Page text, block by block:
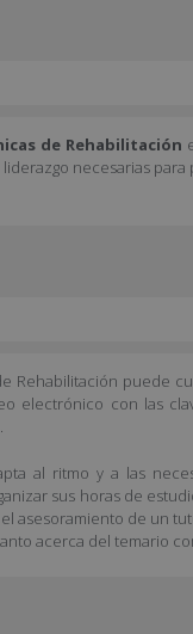
de Rehabilitación
necesarias
Rehabilitación puede
electrónico con las
al ritmo y a las
sus horas de
asesoramiento de un
acerca del temario